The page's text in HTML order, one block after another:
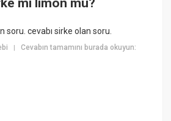
mi limon mu?
soru. cevabı sirke olan soru.
|Cevabın tamamını burada okuyun: